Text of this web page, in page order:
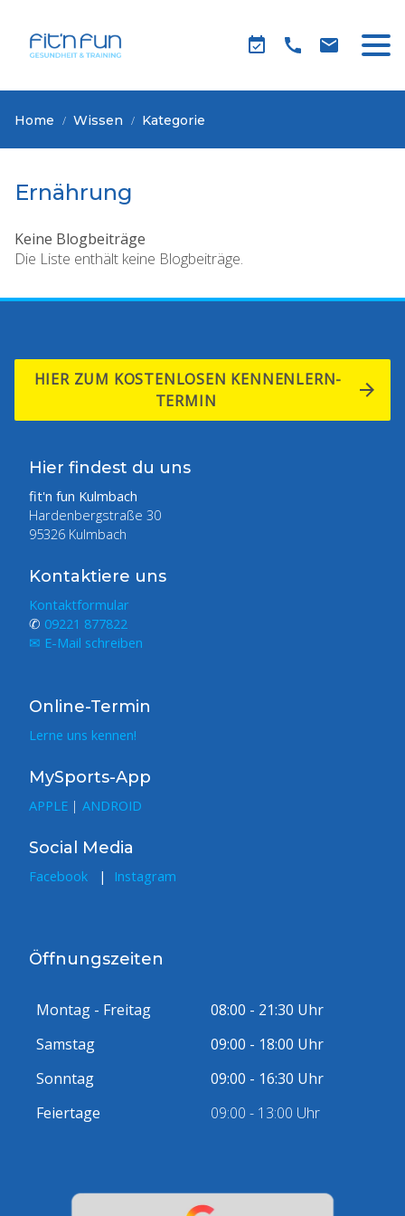
Home Wissen Kategorie
Ernährung
Keine Blogbeiträge
Die Liste enthält keine Blogbeiträge.
HIER ZUM KOSTENLOSEN KENNENLERN-
TERMIN
Hier findest du uns
fit'n fun Kulmbach
Hardenbergstraße 30
95326 Kulmbach
Kontaktiere uns
Kontaktformular
✆ 09221 877822
✉ E-Mail schreiben
Online-Termin
Lerne uns kennen!
MySports-App
APPLE | ANDROID
Social Media
Facebook | Instagram
Öffnungszeiten
Montag - Freitag
08:00 - 21:30 Uhr
Samstag
09:00 - 18:00 Uhr
Sonntag
09:00 - 16:30 Uhr
Feiertage
09:00 - 13:00 Uhr